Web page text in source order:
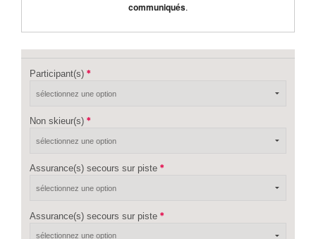
communiqués.
Participant(s)
Non skieur(s)
Assurance(s) secours sur piste
Assurance(s) secours sur piste